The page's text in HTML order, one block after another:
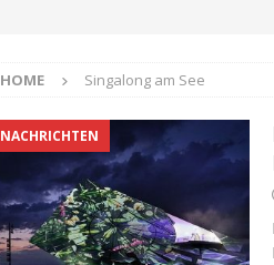
HOME Singalong am See
NACHRICHTEN